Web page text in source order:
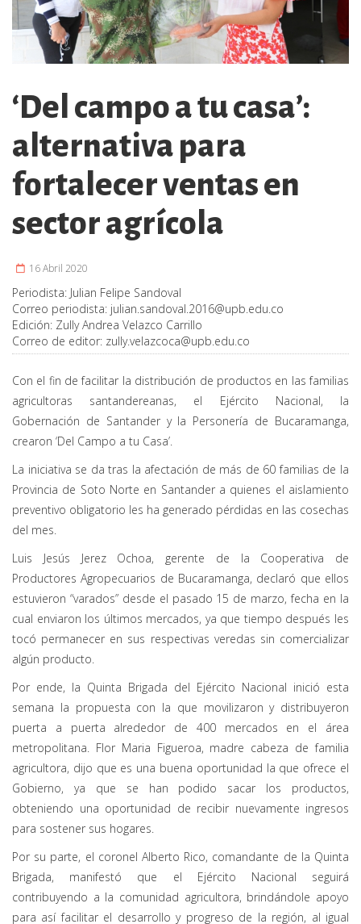
‘Del campo a tu casa’:
alternativa para
fortalecer ventas en
sector agrícola
16 Abril 2020
Periodista: Julian Felipe Sandoval
Correo periodista: julian.sandoval.2016@upb.edu.co
Edición: Zully Andrea Velazco Carrillo
Correo de editor: zully.velazcoca@upb.edu.co
Con el fin de facilitar la distribución de productos en las familias
agricultoras santandereanas, el Ejército Nacional, la
Gobernación de Santander y la Personería de Bucaramanga,
crearon ‘Del Campo a tu Casa’.
La iniciativa se da tras la afectación de más de 60 familias de la
Provincia de Soto Norte en Santander a quienes el aislamiento
preventivo obligatorio les ha generado pérdidas en las cosechas
del mes.
Luis Jesús Jerez Ochoa, gerente de la Cooperativa de
Productores Agropecuarios de Bucaramanga, declaró que ellos
estuvieron “varados” desde el pasado 15 de marzo, fecha en la
cual enviaron los últimos mercados, ya que tiempo después les
tocó permanecer en sus respectivas veredas sin comercializar
algún producto.
Por ende, la Quinta Brigada del Ejército Nacional inició esta
semana la propuesta con la que movilizaron y distribuyeron
puerta a puerta alrededor de 400 mercados en el área
metropolitana. Flor Maria Figueroa, madre cabeza de familia
agricultora, dijo que es una buena oportunidad la que ofrece el
Gobierno, ya que se han podido sacar los productos,
obteniendo una oportunidad de recibir nuevamente ingresos
para sostener sus hogares.
Por su parte, el coronel Alberto Rico, comandante de la Quinta
Brigada, manifestó que el Ejército Nacional seguirá
contribuyendo a la comunidad agricultora, brindándole apoyo
para así facilitar el desarrollo y progreso de la región, al igual